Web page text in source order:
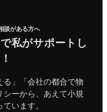
談がある方へ
私がサポートし
る」「会社の都合で物
ーから、あえて小規
います。